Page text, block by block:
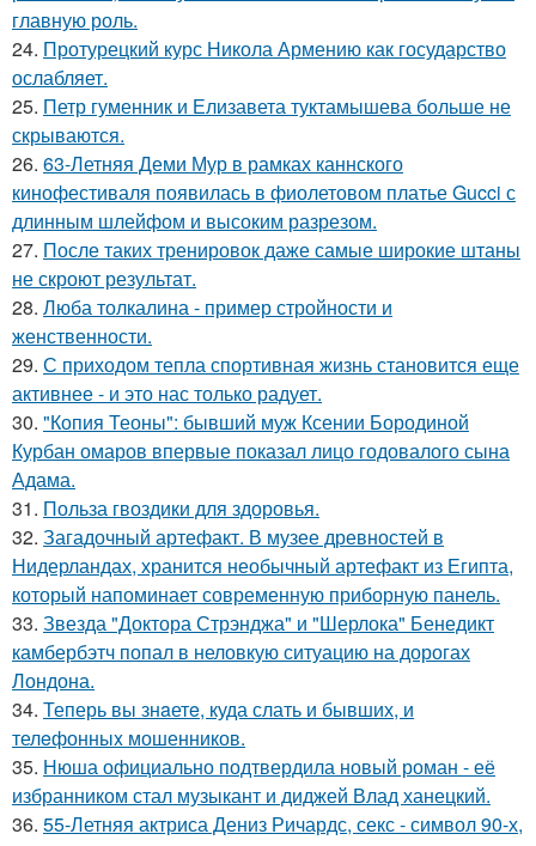
главную роль.
24. Протурецкий курс Никола Армению как государство
ослабляет.
25. Петр гуменник и Елизавета туктамышева больше не
скрываются.
26. 63-Летняя Деми Мур в рамках каннского
кинофестиваля появилась в фиолетовом платье Gucci с
длинным шлейфом и высоким разрезом.
27. После таких тренировок даже самые широкие штаны
не скроют результат.
28. Люба толкалина - пример стройности и
женственности.
29. С приходом тепла спортивная жизнь становится еще
активнее - и это нас только радует.
30. "Копия Теоны": бывший муж Ксении Бородиной
Курбан омаров впервые показал лицо годовалого сына
Адама.
31. Польза гвоздики для здоровья.
32. Загадочный артефакт. В музее древностей в
Нидерландах, хранится необычный артефакт из Египта,
который напоминает современную приборную панель.
33. Звезда "Доктора Стрэнджа" и "Шерлока" Бенедикт
камбербэтч попал в неловкую ситуацию на дорогах
Лондона.
34. Теперь вы знaетe, куда слать и бывших, и
телeфонныx мошенников.
35. Нюша официально подтвердила новый роман - её
избранником стал музыкант и диджей Влад ханецкий.
36. 55-Летняя актриса Дениз Ричардс, секс - символ 90-х,